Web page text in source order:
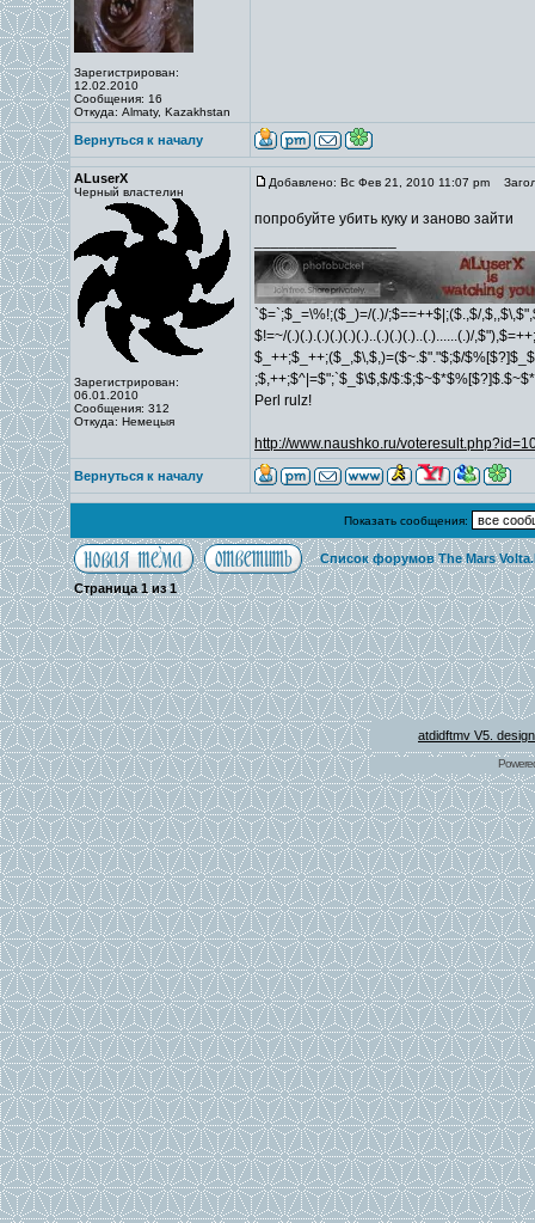
Зарегистрирован:
12.02.2010
Сообщения: 16
Откуда: Almaty, Kazakhstan
Вернуться к началу
ALuserX
Черный властелин
Зарегистрирован:
06.01.2010
Сообщения: 312
Откуда: Немецыя
Добавлено: Вс Фев 21, 2010 11:07 pm
попробуйте убить куку и заново зайти
`$=`;$_=\%!;($_)=/(.)/;$==++$|;($.,$/
$!=~/(.)(.).(.)(.)(.)(.)..(.)(.)(.)..(.)......(.)/
$_++;$_++;($_,$\,$,)=($~.$"."$;$/
;$,++;$^|=$";`$_$\$,$/
Perl rulz!
http://www.naushko.ru/
Вернуться к началу
Показать сообщения:
Список форумов The Mars
Страница1из1
atdidftmv V5.